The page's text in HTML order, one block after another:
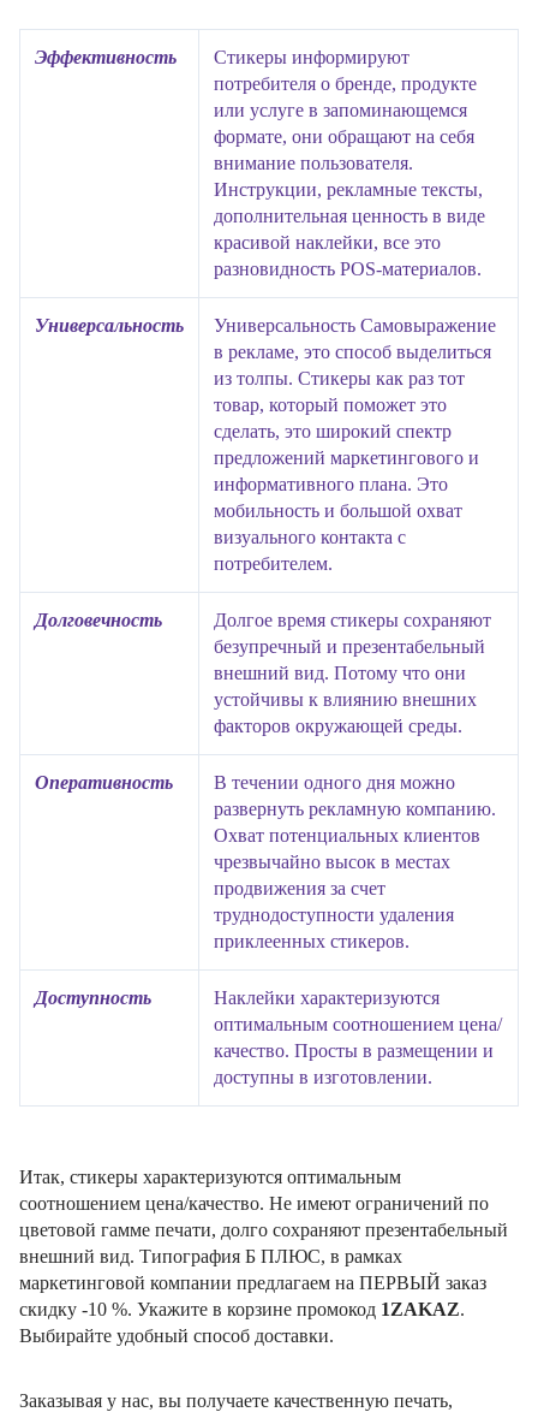
Эффективность
Стикеры информируют
потребителя о бренде, продукте
или услуге в запоминающемся
формате, они обращают на себя
внимание пользователя.
Инструкции, рекламные тексты,
дополнительная ценность в виде
красивой наклейки, все это
разновидность POS-материалов.
Универсальность
Универсальность Самовыражение
в рекламе, это способ выделиться
из толпы. Стикеры как раз тот
товар, который поможет это
сделать, это широкий спектр
предложений маркетингового и
информативного плана. Это
мобильность и большой охват
визуального контакта с
потребителем.
Долговечность
Долгое время стикеры сохраняют
безупречный и презентабельный
внешний вид. Потому что они
устойчивы к влиянию внешних
факторов окружающей среды.
Оперативность
В течении одного дня можно
развернуть рекламную компанию.
Охват потенциальных клиентов
чрезвычайно высок в местах
продвижения за счет
труднодоступности удаления
приклеенных стикеров.
Доступность
Наклейки характеризуются
оптимальным соотношением цена/
качество. Просты в размещении и
доступны в изготовлении.
Итак, стикеры характеризуются оптимальным
соотношением цена/качество. Не имеют ограничений по
цветовой гамме печати, долго сохраняют презентабельный
внешний вид. Типография Б ПЛЮС, в рамках
маркетинговой компании предлагаем на ПЕРВЫЙ заказ
скидку -10 %. Укажите в корзине промокод 1ZAKAZ.
Выбирайте удобный способ доставки.
Заказывая у нас, вы получаете качественную печать,